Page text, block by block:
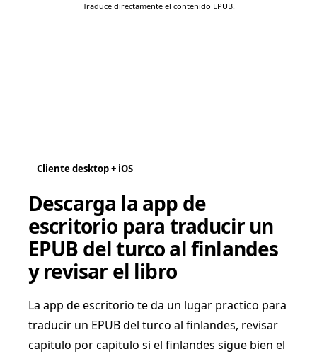
Traduce directamente el contenido EPUB.
Cliente desktop + iOS
Descarga la app de
escritorio para traducir un
EPUB del turco al finlandes
y revisar el libro
La app de escritorio te da un lugar practico para
traducir un EPUB del turco al finlandes, revisar
capitulo por capitulo si el finlandes sigue bien el